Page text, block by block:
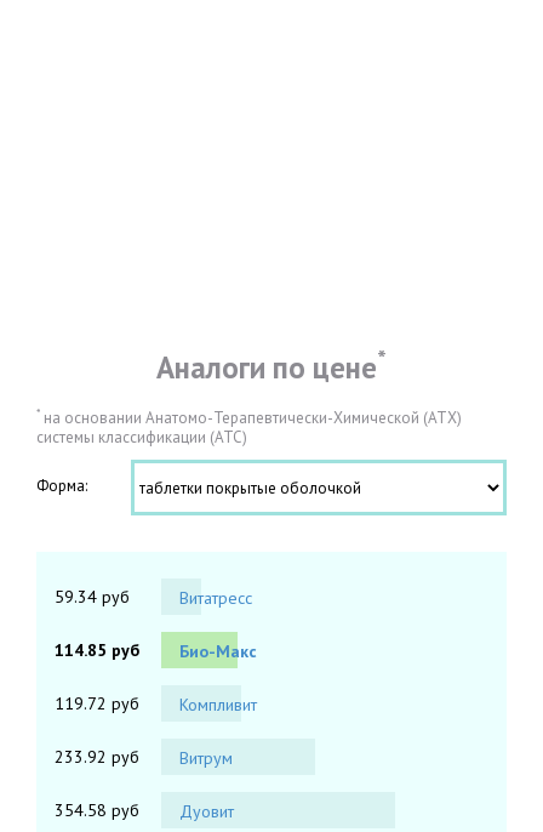
Аналоги по цене*
* на основании Анатомо-Терапевтически-Химической (АТХ)
системы классификации (АТС)
Форма:
59.34 руб Витатресс
114.85 руб Био-Макс
119.72 руб Компливит
233.92 руб Витрум
354.58 руб Дуовит